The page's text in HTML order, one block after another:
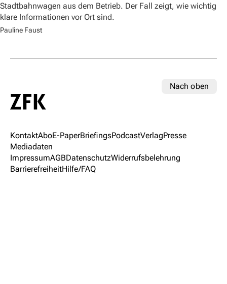
Stadtbahnwagen aus dem Betrieb. Der Fall zeigt, wie wichtig
klare Informationen vor Ort sind.
Pauline Faust
Nach oben
KontaktAboE-PaperBriefingsPodcastVerlagPresse
Mediadaten
ImpressumAGBDatenschutzWiderrufsbelehrung
BarrierefreiheitHilfe/FAQ